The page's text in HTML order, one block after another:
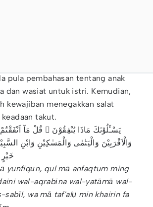
pula pembahasan tentang anak
dan wasiat untuk istri. Kemudian,
kewajiban menegakkan salat
takut.
يَسْـَٔلُوْنَكَ مَاذَا يُنْفِقُوْنَ ۗ قُلْ مَآ
وَالْاَقْرَبِيْنَ وَالْيَتٰمٰى وَالْمَسٰكِيْنِ وَابْنِ
yunfiqụn, qul mā anfaqtum ming
wal-aqrabīna wal-yatāmā wal-
sabīl, wa mā taf'alụ min khairin fa